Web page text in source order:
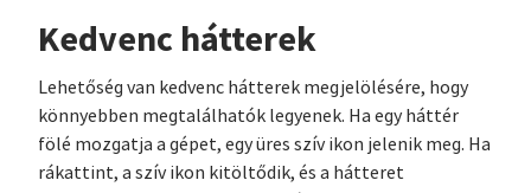
Kedvenc hátterek
Lehetőség van kedvenc hátterek megjelölésére, hogy
könnyebben megtalálhatók legyenek. Ha egy háttér
fölé mozgatja a gépet, egy üres szív ikon jelenik meg. Ha
rákattint, a szív ikon kitöltődik, és a hátteret